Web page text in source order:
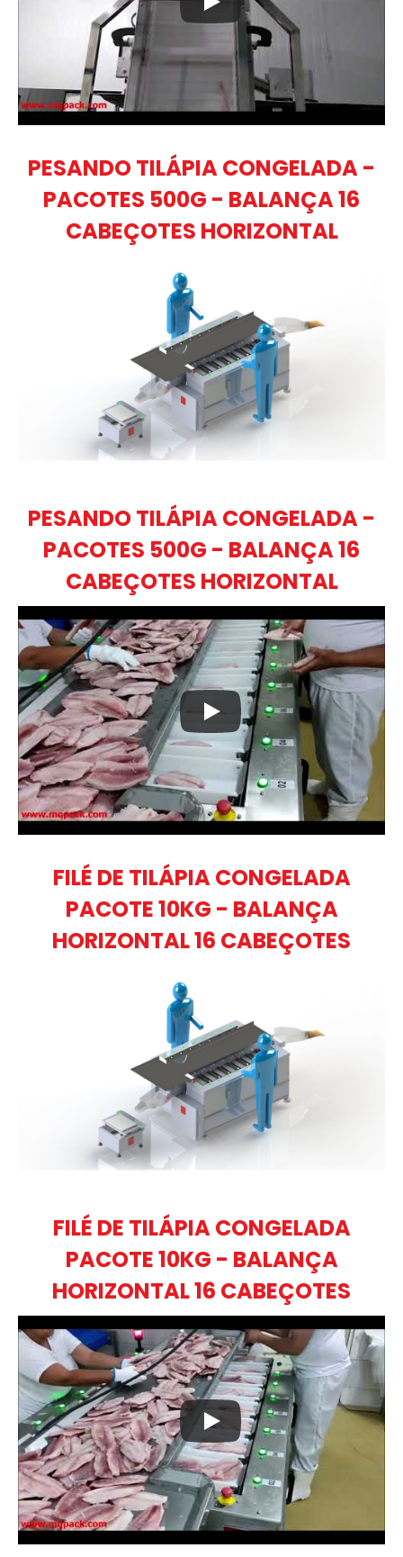
PESANDO TILÁPIA CONGELADA -
PACOTES 500G - BALANÇA 16
CABEÇOTES HORIZONTAL
PESANDO TILÁPIA CONGELADA -
PACOTES 500G - BALANÇA 16
CABEÇOTES HORIZONTAL
FILÉ DE TILÁPIA CONGELADA
PACOTE 10KG - BALANÇA
HORIZONTAL 16 CABEÇOTES
FILÉ DE TILÁPIA CONGELADA
PACOTE 10KG - BALANÇA
HORIZONTAL 16 CABEÇOTES